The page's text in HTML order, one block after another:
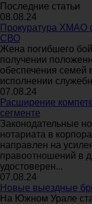
Последние статьи
08.08.24
Прокуратура ХМАО
СВО
Жена погибшего
получении
обеспечения семей
исполнении
07.08.24
Расширение
сегменте
Законодательные
нотариата в
направлен на
правоотношений в
удостоверен...
07.08.24
Новые выездные
На Южном Урале